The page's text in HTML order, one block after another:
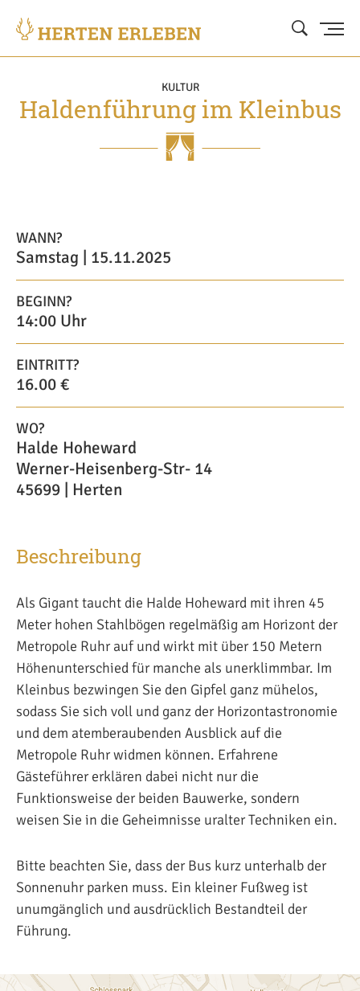
KULTUR
Haldenführung im Kleinbus
WANN?
Samstag | 15.11.2025
BEGINN?
14:00 Uhr
EINTRITT?
16.00 €
WO?
Halde Hoheward
Werner-Heisenberg-Str- 14
45699 | Herten
Beschreibung
Als Gigant taucht die Halde Hoheward mit ihren 45
Meter hohen Stahlbögen regelmäßig am Horizont der
Metropole Ruhr auf und wirkt mit über 150 Metern
Höhenunterschied für manche als unerklimmbar. Im
Kleinbus bezwingen Sie den Gipfel ganz mühelos,
sodass Sie sich voll und ganz der Horizontastronomie
und dem atemberaubenden Ausblick auf die
Metropole Ruhr widmen können. Erfahrene
Gästeführer erklären dabei nicht nur die
Funktionsweise der beiden Bauwerke, sondern
weisen Sie in die Geheimnisse uralter Techniken ein.
Bitte beachten Sie, dass der Bus kurz unterhalb der
Sonnenuhr parken muss. Ein kleiner Fußweg ist
unumgänglich und ausdrücklich Bestandteil der
Führung.